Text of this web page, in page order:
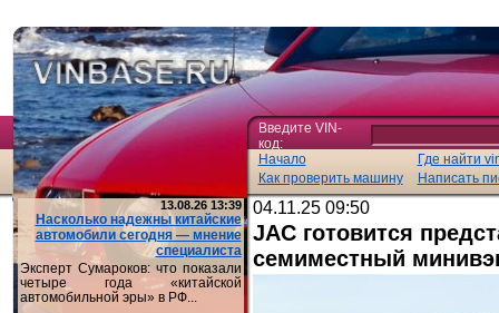
Введите VIN-
код:
Начало
Где найти
Как проверить машину
Написать
13.08.26 13:39
Насколько надежны китайские
автомобили сегодня — мнение
специалиста
Эксперт Сумароков: что показали
четыре года «китайской
автомобильной эры» в РФ...
04.11.25 09:50
JAC готовится
семиместный